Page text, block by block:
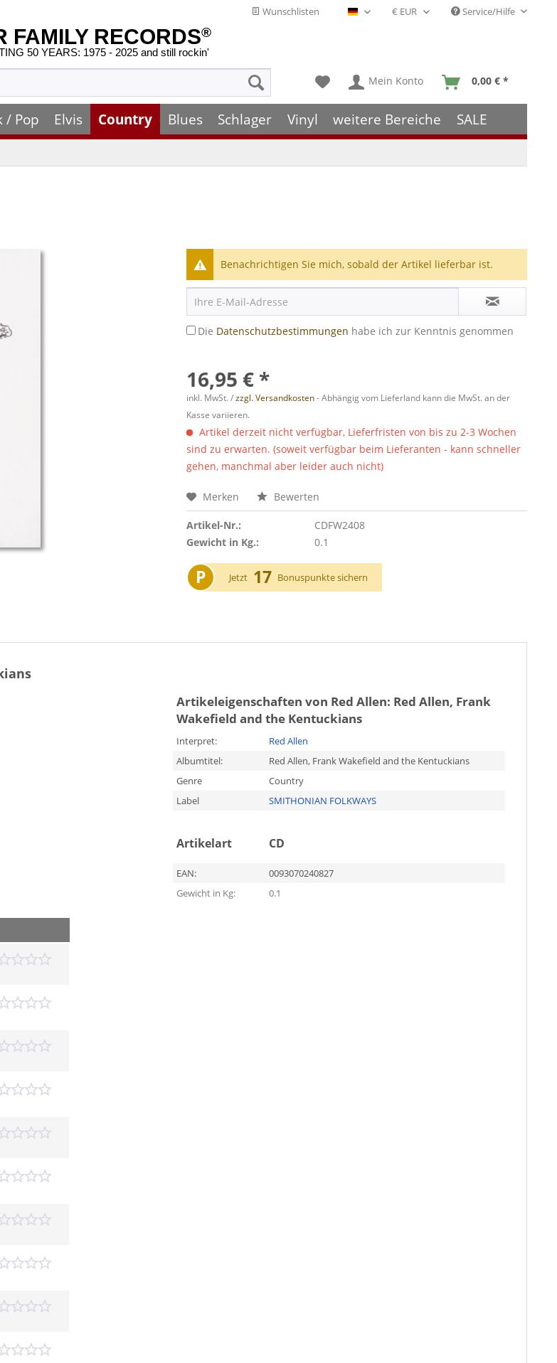
Wunschlisten Deutsch - DE Service/Hilfe
FAMILY RECORDS®
50 YEARS: 1975 - 2025 and still rockin'
Mein Konto 0,00 € *
/ Pop Elvis Country Blues Schlager Vinyl weitere Bereiche SALE
Benachrichtigen Sie mich, sobald der Artikel lieferbar ist.
Die Datenschutzbestimmungen habe ich zur Kenntnis genommen
16,95 € *
inkl. MwSt. /zzgl. Versandkosten- Abhängig vom Lieferland kann die MwSt. an der
Kasse variieren.
Artikel derzeit nicht verfügbar, Lieferfristen von bis zu 2-3 Wochen
sind zu erwarten. (soweit verfügbar beim Lieferanten - kann schneller
gehen, manchmal aber leider auch nicht)
Merken Bewerten
Artikel-Nr.:
CDFW2408
Gewicht in Kg.:
0.1
P Jetzt 17 Bonuspunkte sichern
Artikeleigenschaften von Red Allen: Red Allen, Frank
Wakefield and the Kentuckians
Interpret:
Red Allen
Albumtitel:
Red Allen, Frank Wakefield and the Kentuckians
Genre
Country
Label
SMITHONIAN FOLKWAYS
Artikelart CD
EAN:
0093070240827
Gewicht in Kg:
0.1